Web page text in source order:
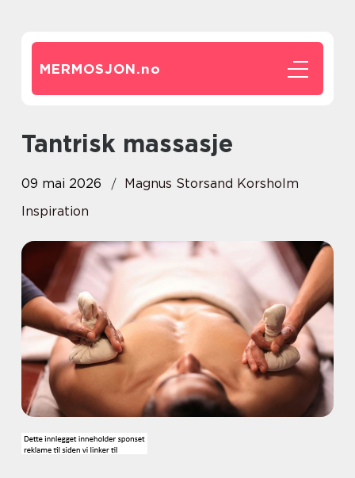
MERMOSJON.no
Tantrisk massasje
09 mai 2026
Magnus Storsand Korsholm
Inspiration